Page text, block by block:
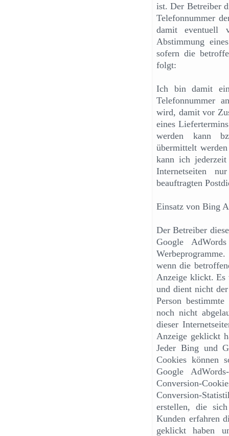
ist. Der Betreiber
Telefonnummer
damit eventuell
Abstimmung
sofern die
folgt:
Ich bin damit
Telefonnummer
wird, damit vor
eines
werden kann
übermittelt
kann ich
Internetseiten
beauftragten
Einsatz von Bing
Der Betreiber
Google
wenn die
Anzeige klickt. Es
und dient nicht
Person
noch nicht
dieser
Anzeige geklickt
Jeder Bing und
Cookies können
Google
Conversion-
Conversion-
erstellen, die
Kunden erfahren
geklickt haben